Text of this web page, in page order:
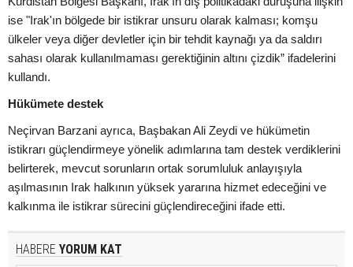
ise "Irak'ın bölgede bir istikrar unsuru olarak kalması; komşu
ülkeler veya diğer devletler için bir tehdit kaynağı ya da saldırı
sahası olarak kullanılmaması gerektiğinin altını çizdik” ifadelerini
kullandı.
Hükümete destek
Neçirvan Barzani ayrıca, Başbakan Ali Zeydi ve hükümetin
istikrarı güçlendirmeye yönelik adımlarına tam destek verdiklerini
belirterek, mevcut sorunların ortak sorumluluk anlayışıyla
aşılmasının Irak halkının yüksek yararına hizmet edeceğini ve
kalkınma ile istikrar sürecini güçlendireceğini ifade etti.
HABERE YORUM KAT